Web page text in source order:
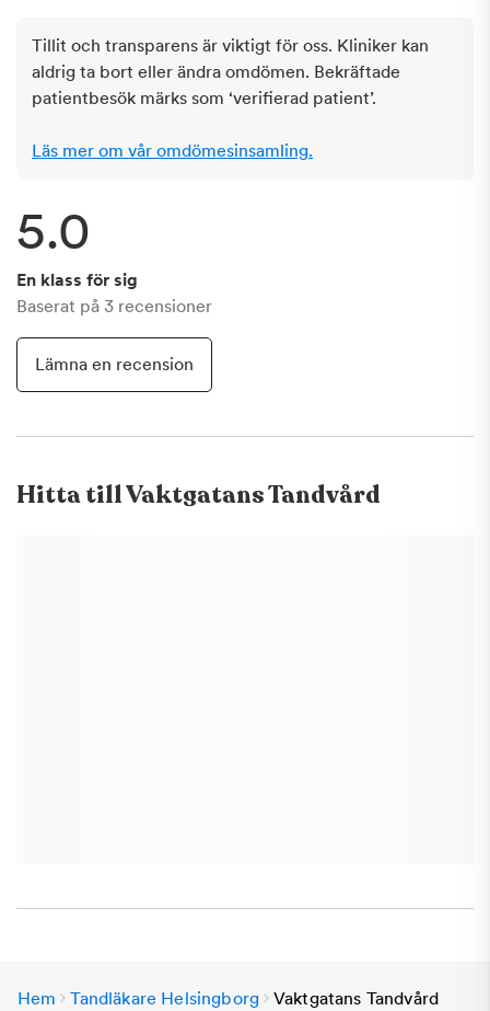
Tillit och transparens är viktigt för oss. Kliniker kan
aldrig ta bort eller ändra omdömen. Bekräftade
patientbesök märks som ‘verifierad patient’.
Läs mer om vår omdömesinsamling.
5.0
En klass för sig
Baserat på 3 recensioner
Lämna en recension
Hitta tillVaktgatans Tandvård
Hem Tandläkare Helsingborg Vaktgatans Tandvård